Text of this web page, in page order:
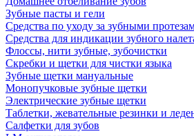
Зубные пасты и гели
Средства по уходу за зубными
Средства для индикации зубного
Флоссы, нити зубные, зубочистки
Скребки и щетки для чистки языка
Зубные щетки мануальные
Монопучковые зубные щетки
Электрические зубные щетки
Таблетки, жевательные резинки и
Салфетки для зубов